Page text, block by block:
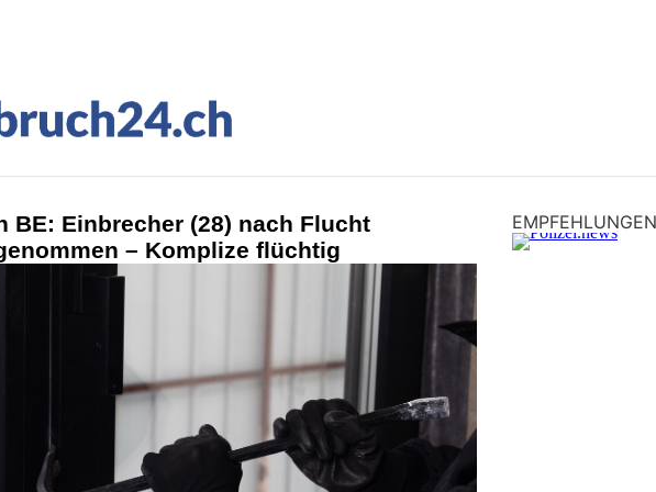
BE: Einbrecher (28) nach Flucht
– Komplize flüchtig
EMPFEHLUNGEN